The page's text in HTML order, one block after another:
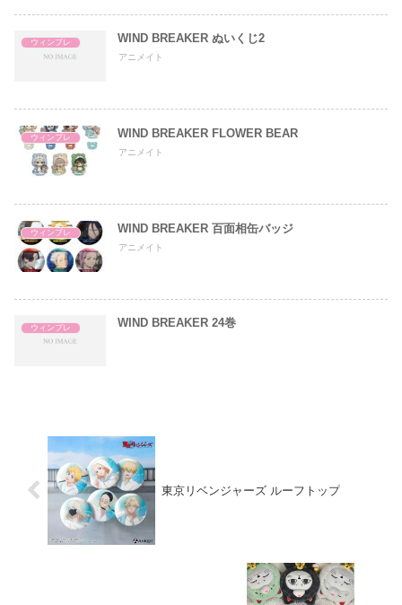
ウィンブレ WIND BREAKER ぬいくじ2
アニメイト
ウィンブレ WIND BREAKER FLOWER BEAR
アニメイト
ウィンブレ WIND BREAKER 百面相缶バッジ
アニメイト
ウィンブレ WIND BREAKER 24巻
東京リベンジャーズ ルーフトップ